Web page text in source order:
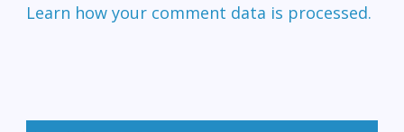
Learn how your comment data is processed.